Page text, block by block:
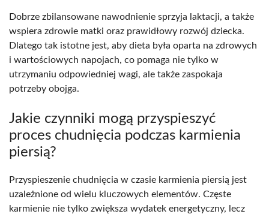
Dobrze zbilansowane nawodnienie sprzyja laktacji, a także
wspiera zdrowie matki oraz prawidłowy rozwój dziecka.
Dlatego tak istotne jest, aby dieta była oparta na zdrowych
i wartościowych napojach, co pomaga nie tylko w
utrzymaniu odpowiedniej wagi, ale także zaspokaja
potrzeby obojga.
Jakie czynniki mogą przyspieszyć
proces chudnięcia podczas karmienia
piersią?
Przyspieszenie chudnięcia w czasie karmienia piersią jest
uzależnione od wielu kluczowych elementów. Częste
karmienie nie tylko zwiększa wydatek energetyczny, lecz